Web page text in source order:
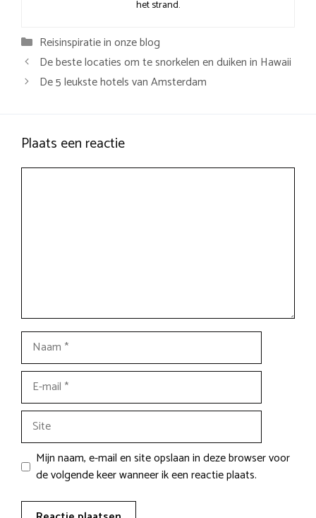
het strand.
Categorieën
Reisinspiratie in onze blog
De beste locaties om te snorkelen en duiken in Hawaii
De 5 leukste hotels van Amsterdam
Plaats een reactie
Reactie
Naam
E-
mail
Site
Mijn naam, e-mail en site opslaan in deze browser voor
de volgende keer wanneer ik een reactie plaats.